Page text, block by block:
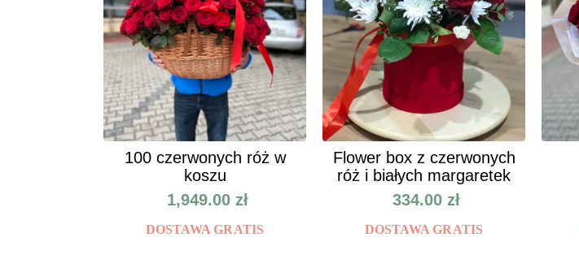
100 czerwonych róż w
koszu
1,949.00 zł
DOSTAWA GRATIS
Flower box z czerwonych
róż i białych margaretek
334.00 zł
DOSTAWA GRATIS